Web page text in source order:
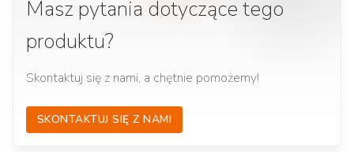
Masz pytania dotyczące tego
produktu?
Skontaktuj się z nami, a chętnie pomożemy!
SKONTAKTUJ SIĘ Z NAMI